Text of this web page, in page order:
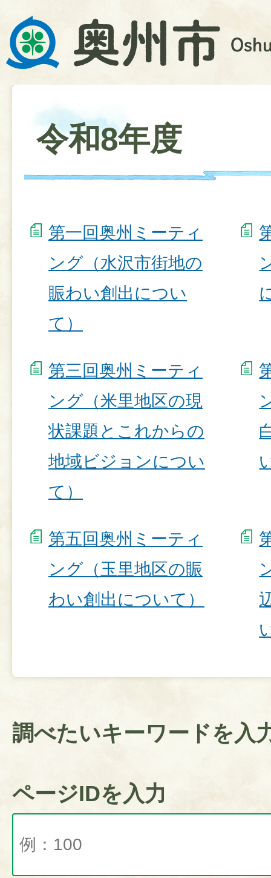
令和8年度
第一回奥州ミーティ
ング（水沢市街地の
賑わい創出につい
て）
第三回奥州ミーティ
ング（米里地区の現
状課題とこれからの
地域ビジョンについ
て）
第五回奥州ミーティ
ング（玉里地区の賑
わい創出について）
調べたいキーワードを入
ページIDを入力